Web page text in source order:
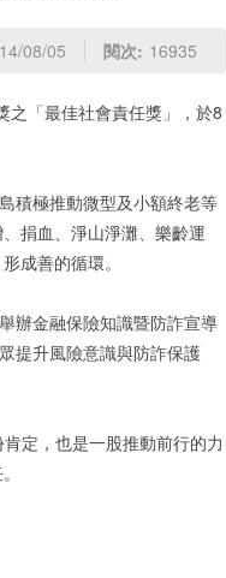
08/05 閱次: 16935
「最佳社會責任獎」，於8
積極推動微型及小額終老等
捐血、淨山淨灘、樂齡運
成善的循環。
辦金融保險知識暨防詐宣導
提升風險意識與防詐保護
定，也是一股推動前行的力